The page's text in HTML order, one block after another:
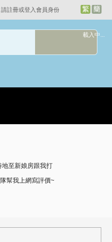
請註冊或登入會員身份
載入中...
至新娘房跟我打
幫我上網寫評價~